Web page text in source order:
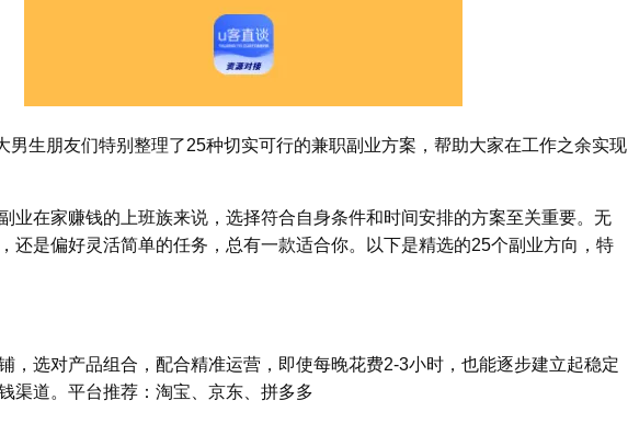
男生朋友们特别整理了25种切实可行的兼职副业方案，帮助大家在工作之余实现
业在家赚钱的上班族来说，选择符合自身条件和时间安排的方案至关重要。无
还是偏好灵活简单的任务，总有一款适合你。以下是精选的25个副业方向，特
，选对产品组合，配合精准运营，即使每晚花费2-3小时，也能逐步建立起稳定
渠道。平台推荐：淘宝、京东、拼多多